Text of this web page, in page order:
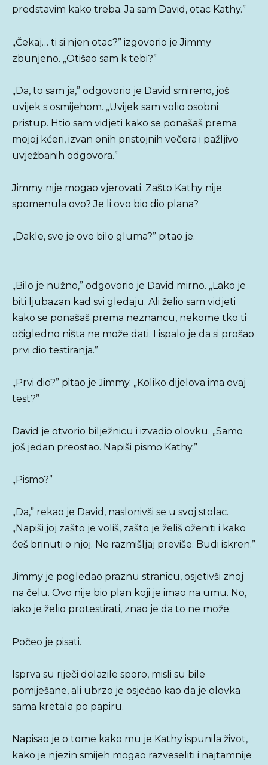
predstavim kako treba. Ja sam David, otac Kathy.”
„Čekaj… ti si njen otac?” izgovorio je Jimmy
zbunjeno. „Otišao sam k tebi?”
„Da, to sam ja,” odgovorio je David smireno, još
uvijek s osmijehom. „Uvijek sam volio osobni
pristup. Htio sam vidjeti kako se ponašaš prema
mojoj kćeri, izvan onih pristojnih večera i pažljivo
uvježbanih odgovora.”
Jimmy nije mogao vjerovati. Zašto Kathy nije
spomenula ovo? Je li ovo bio dio plana?
„Dakle, sve je ovo bilo gluma?” pitao je.
„Bilo je nužno,” odgovorio je David mirno. „Lako je
biti ljubazan kad svi gledaju. Ali želio sam vidjeti
kako se ponašaš prema neznancu, nekome tko ti
očigledno ništa ne može dati. I ispalo je da si prošao
prvi dio testiranja.”
„Prvi dio?” pitao je Jimmy. „Koliko dijelova ima ovaj
test?”
David je otvorio bilježnicu i izvadio olovku. „Samo
još jedan preostao. Napiši pismo Kathy.”
„Pismo?”
„Da,” rekao je David, naslonivši se u svoj stolac.
„Napiši joj zašto je voliš, zašto je želiš oženiti i kako
ćeš brinuti o njoj. Ne razmišljaj previše. Budi iskren.”
Jimmy je pogledao praznu stranicu, osjetivši znoj
na čelu. Ovo nije bio plan koji je imao na umu. No,
iako je želio protestirati, znao je da to ne može.
Počeo je pisati.
Isprva su riječi dolazile sporo, misli su bile
pomiješane, ali ubrzo je osjećao kao da je olovka
sama kretala po papiru.
Napisao je o tome kako mu je Kathy ispunila život,
kako je njezin smijeh mogao razveseliti i najtamnije